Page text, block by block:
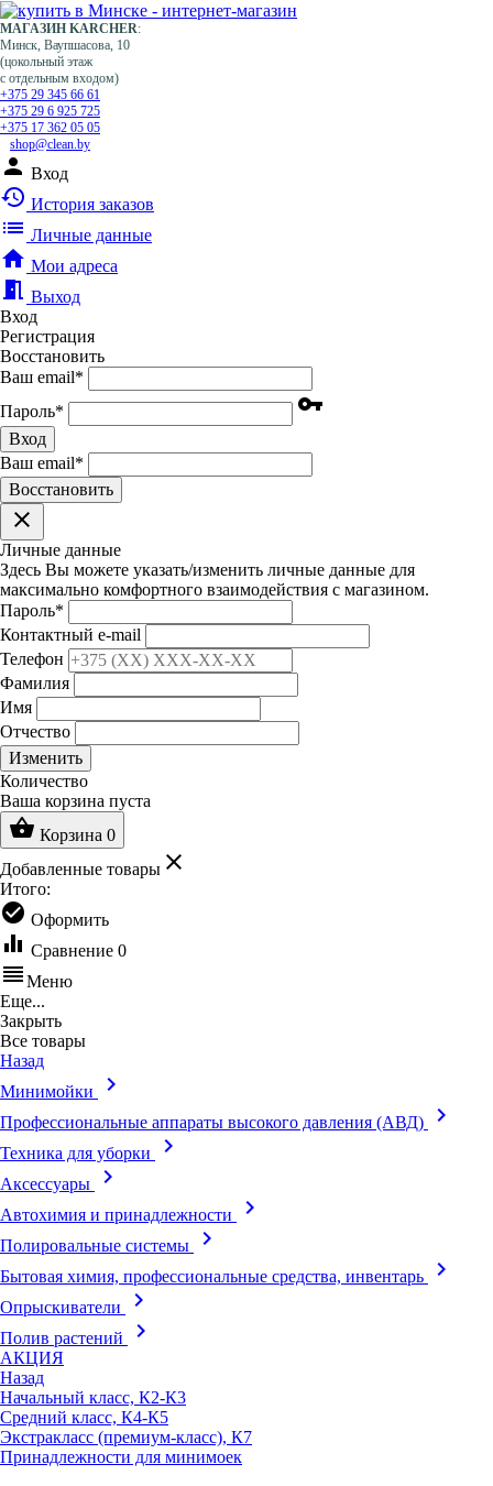
МАГАЗИН KARCHER:
Минск, Ваупшасова, 10
(цокольный этаж
с отдельным входом)
+375 29 345 66 61
+375 29 6 925 725
+375 17 362 05 05
shop@clean.by
person Вход
history История заказов
list Личные данные
home Мои адреса
meeting_room Выход
Вход
Регистрация
Восстановить
Ваш email*
Пароль* vpn_key
Вход
Ваш email*
Воcстановить
clear
Личные данные
Здесь Вы можете указать/изменить личные данные для
максимально комфортного взаимодействия с магазином.
Пароль*
Контактный e-mail
Телефон
Фамилия
Имя
Отчество
Изменить
Количество
Ваша корзина пуста
shopping_basket Корзина 0
Добавленные товары clear
Итого:
check_circle Оформить
equalizer Сравнение 0
reorderМеню
Еще...
Закрыть
Все товары
Назад
Минимойки
keyboard_arrow_right
Профессиональные аппараты высокого давления (АВД) keyboard_arrow_right
Техника для уборки keyboard_arrow_right
Аксессуары keyboard_arrow_right
Автохимия и принадлежности keyboard_arrow_right
Полировальные системы keyboard_arrow_right
Бытовая химия, профессиональные средства, инвентарь keyboard_arrow_right
Опрыскиватели keyboard_arrow_right
Полив растений keyboard_arrow_right
АКЦИЯ
Назад
Начальный класс, К2-К3
Средний класс, К4-К5
Экстракласс (премиум-класс), К7
Принадлежности для минимоек